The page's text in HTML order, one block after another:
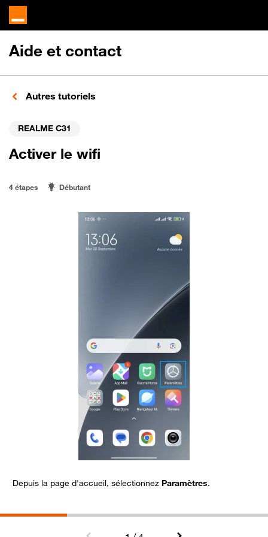
Aide et contact
Autres tutoriels
REALME C31
Activer le wifi
4 étapes Débutant
Depuis la page d'accueil, sélectionnez Paramètres.